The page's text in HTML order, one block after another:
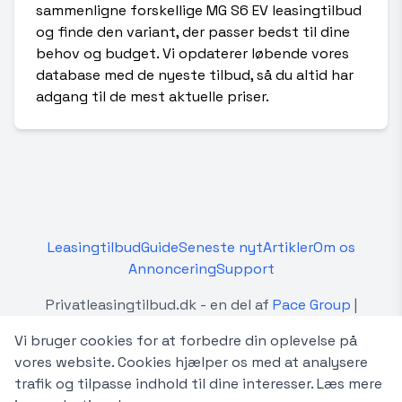
sammenligne forskellige MG S6 EV leasingtilbud
og finde den variant, der passer bedst til dine
behov og budget. Vi opdaterer løbende vores
database med de nyeste tilbud, så du altid har
adgang til de mest aktuelle priser.
LeasingtilbudGuideSeneste nytArtiklerOm os
AnnonceringSupport
Privatleasingtilbud.dk - en del af Pace Group |
Privatleasingtilbud.dk er en uafhængig platform, der
sammenligner privatleasingtilbud fra forskellige
forhandlere og udbydere i Danmark. Vi er ikke
Vi bruger cookies for at forbedre din oplevelse på
vores website. Cookies hjælper os med at analysere
trafik og tilpasse indhold til dine interesser.Læs mere